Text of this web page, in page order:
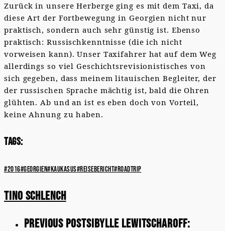
Zurück in unsere Herberge ging es mit dem Taxi, da
diese Art der Fortbewegung in Georgien nicht nur
praktisch, sondern auch sehr günstig ist. Ebenso
praktisch: Russischkenntnisse (die ich nicht
vorweisen kann). Unser Taxifahrer hat auf dem Weg
allerdings so viel Geschichtsrevisionistisches von
sich gegeben, dass meinem litauischen Begleiter, der
der russischen Sprache mächtig ist, bald die Ohren
glühten. Ab und an ist es eben doch von Vorteil,
keine Ahnung zu haben.
Tags:
#2016#georgien#kaukasus#reisebericht#roadtrip
Tino Schlench
Previous PostSibylle Lewitscharoff: